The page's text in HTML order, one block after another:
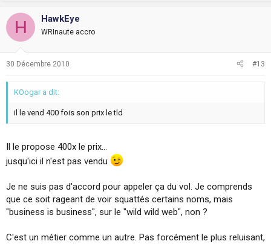
H HawkEye
WRInaute accro
30 Décembre 2010 #13
KOogar a dit:
il le vend 400 fois son prix le tld
Il le propose 400x le prix...
jusqu'ici il n'est pas vendu
Je ne suis pas d'accord pour appeler ça du vol. Je comprends
que ce soit rageant de voir squattés certains noms, mais
"business is business", sur le "wild wild web", non ?
C'est un métier comme un autre. Pas forcément le plus reluisant,